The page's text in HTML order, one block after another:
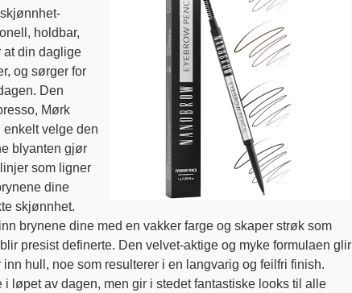
holdbar,
at din daglige
og sørger for
Den
Mørk
enkelt velge den
blyanten gjør
som ligner
dine
skjønnhet.
brynene dine med en vakker farge og skaper strøk som
presist definerte. Den velvet-aktige og myke formulaen glir
inn hull, noe som resulterer i en langvarig og feilfri finish.
løpet av dagen, men gir i stedet fantastiske looks til alle